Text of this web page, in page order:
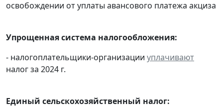
освобождении от уплаты авансового платежа акциза
Упрощенная система налогообложения:
- налогоплательщики-организации уплачивают
налог за 2024 г.
Единый сельскохозяйственный налог: